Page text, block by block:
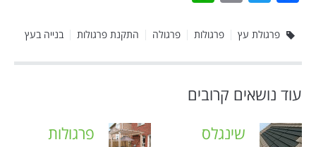
בנייה בעץ התקנת פרגולות פרגולה פרגולות פרגולת עץ
עוד נושאים קרובים
שינגלס פרגולות